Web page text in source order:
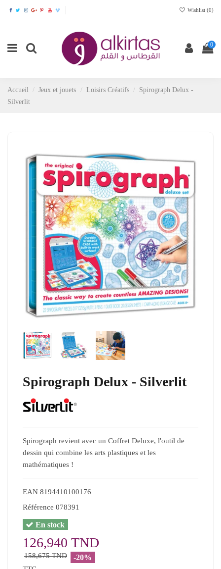
Wishlist (0)
0
Accueil Jeux et jouets Loisirs Créatifs
Spirograph Delux -
Silverlit
Spirograph Delux - Silverlit
Spirograph revient avec un Coffret Deluxe, l'outil de
dessin qui combine les arts plastiques et les
mathématiques !
EAN 8194410100176
Référence 078391
En stock
126,940 TND
158,675 TND -20%